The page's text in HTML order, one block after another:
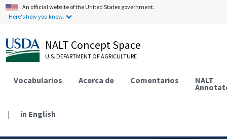
An official website of the United States government.
Here's how you know.
NALT Concept Space
U.S. DEPARTMENT OF AGRICULTURE
Vocabularios Acerca de Comentarios NALT
| in English